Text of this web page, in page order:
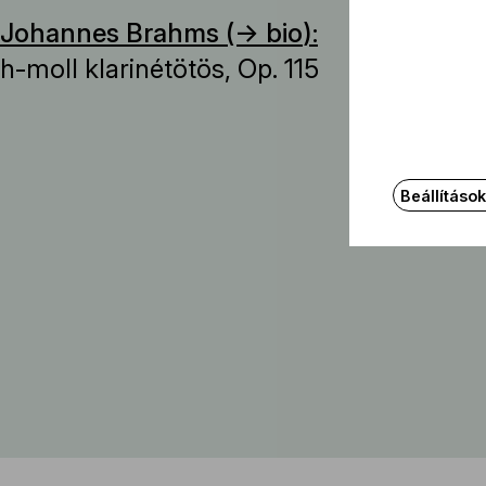
Johannes Brahms (→ bio):
h-moll klarinétötös, Op. 115